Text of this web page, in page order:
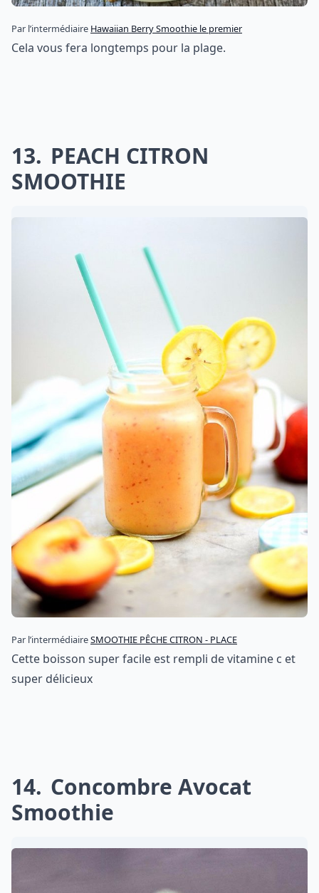
Par l’intermédiaire Hawaiian Berry Smoothie le premier
Cela vous fera longtemps pour la plage.
13 PEACH CITRON
SMOOTHIE
Par l’intermédiaireSMOOTHIE PÊCHE CITRON - PLACE
Cette boisson super facile est rempli de vitamine c et
super délicieux
14 Concombre Avocat
Smoothie